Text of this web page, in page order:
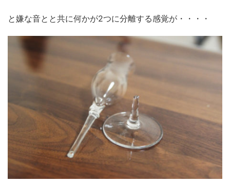
と嫌な音とと共に何かが2つに分離する感覚が・・・・